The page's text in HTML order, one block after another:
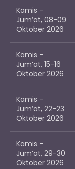
Kamis –
Jum’at, 08-09
Oktober 2026
Kamis –
Jum’at, 15-16
Oktober 2026
Kamis –
Jum’at, 22-23
Oktober 2026
Kamis –
Jum’at, 29-30
Oktober 2026